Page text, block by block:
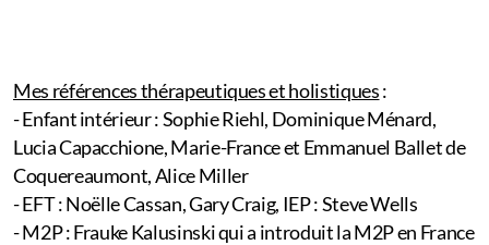
Mes références thérapeutiques et holistiques:
- Enfant intérieur : Sophie Riehl, Dominique Ménard,
Lucia Capacchione, Marie-France et Emmanuel Ballet de
Coquereaumont, Alice Miller
- EFT : Noëlle Cassan, Gary Craig, IEP : Steve Wells
- M2P : Frauke Kalusinski qui a introduit la M2P en France